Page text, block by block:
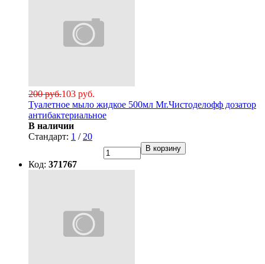
103 руб.
200 руб.
Туалетное мыло жидкое 500мл Mr.Чистоделофф дозатор
антибактериальное
В наличии
Стандарт: 1 / 20
В корзину
Код: 371767